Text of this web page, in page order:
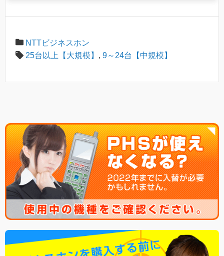
NTTビジネスホン
25台以上【大規模】 , 9～24台【中規模】